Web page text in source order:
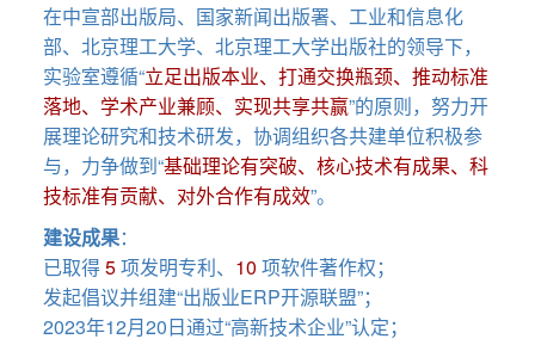
在中宣部出版局、国家新闻出版署、工业和信息化
部、北京理工大学、北京理工大学出版社的领导下，
实验室遵循“立足出版本业、打通交换瓶颈、推动标准
落地、学术产业兼顾、实现共享共赢”的原则，努力开
展理论研究和技术研发，协调组织各共建单位积极参
与，力争做到“基础理论有突破、核心技术有成果、科
技标准有贡献、对外合作有成效”。
建设成果：
已取得5项发明专利、 10 项软件著作权；
发起倡议并组建“出版业ERP开源联盟”；
2023年12月20日通过“高新技术企业”认定；